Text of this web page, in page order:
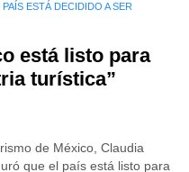
ESTÁ DECIDIDO A SER
está listo para
turística”
de México, Claudia
que el país está listo para